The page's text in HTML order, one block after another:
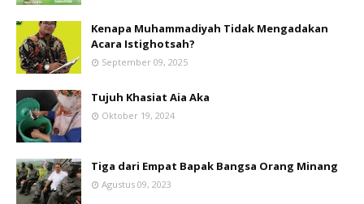
Kenapa Muhammadiyah Tidak Mengadakan
Acara Istighotsah?
September 09, 2025
Tujuh Khasiat Aia Aka
Oktober 19, 2024
Tiga dari Empat Bapak Bangsa Orang Minang
Agustus 09, 2023